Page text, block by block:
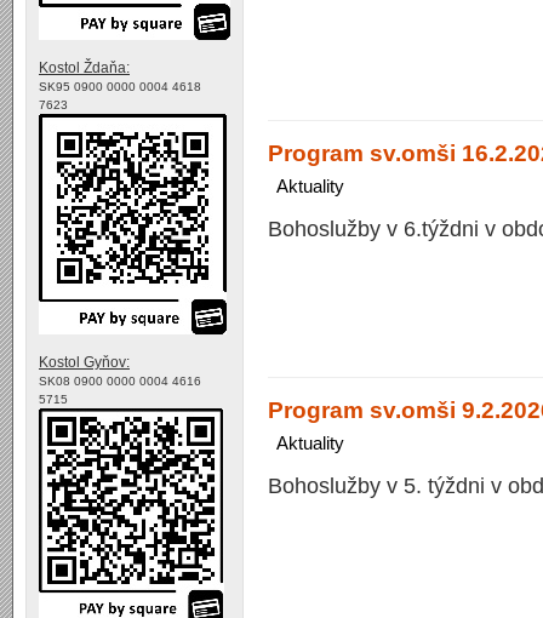
Program sv.omši
Aktuality
Bohoslužby v 6.týždni v
Program sv.omši
Aktuality
Bohoslužby v 5. týždni v
Kostol Ždaňa:
SK95 0900 0000 0004 4618
7623
Kostol Gyňov:
SK08 0900 0000 0004 4616
5715